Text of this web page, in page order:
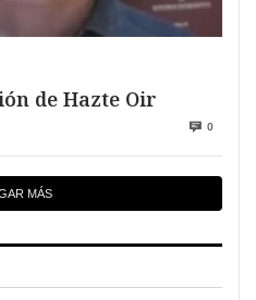
de Hazte Oir
0
MÁS